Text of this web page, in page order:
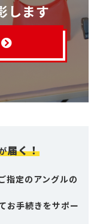
します
届く！
指定のアングルの
お手続きをサポー